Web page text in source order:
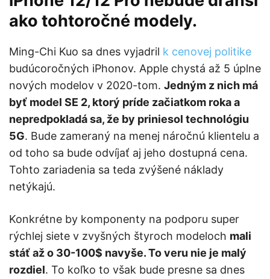
ako tohtoročné modely.
Ming-Chi Kuo sa dnes vyjadril k cenovej politike
budúcoročných iPhonov. Apple chystá až 5 úplne
nových modelov v 2020-tom. Jedným z nich má
byť model SE 2, ktorý príde začiatkom roka a
nepredpokladá sa, že by priniesol technológiu
5G. Bude zameraný na menej náročnú klientelu a
od toho sa bude odvíjať aj jeho dostupná cena.
Tohto zariadenia sa teda zvýšené náklady
netýkajú.
Konkrétne by komponenty na podporu super
rýchlej siete v zvyšných štyroch modeloch mali
stáť až o 30-100$ navyše. To veru nie je malý
rozdiel. To koľko to však bude presne sa dnes